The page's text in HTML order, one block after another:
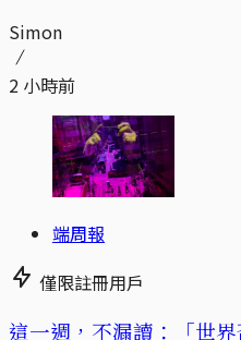
Simon
2 小時前
端周報
僅限註冊用戶
這一週，不漏讀：「世